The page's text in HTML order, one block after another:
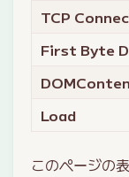
TCP
First Byte
Load
このページの